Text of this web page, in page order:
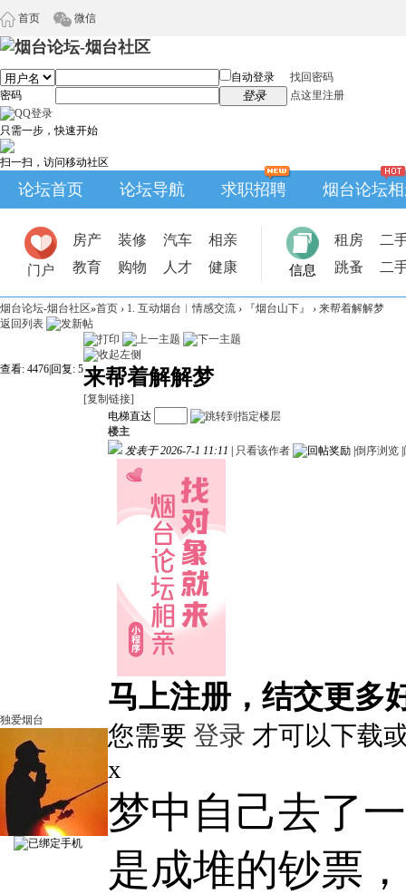
首页 微信
自动登录
找回密码
密码
登录 点这里注册
只需一步，快速开始
扫一扫，访问移动社区
论坛首页 论坛导航 求职招聘 烟台论坛
门户
房产 装修 汽车
相亲
教育
购物 人才 健康 信息
租房
二
跳蚤
二
烟台论坛-烟台社区»首页 › 1. 互动烟台︱情感交流 › 『烟台山下』 › 来帮着解解梦
返回列表
查看: 4476 回复: 5来帮着解解梦
[复制链接]
独爱烟台
电梯直达
楼主
发表于 2026-7-1 11:11
只看该作者 倒序浏览
马上注册，结交更多
您需要 登录 才可以下载
x
梦中自己去了
是成堆的钞票